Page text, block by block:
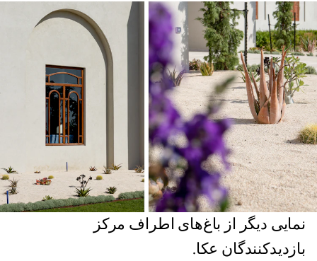
نمایی دیگر از باغ‌های اطراف مرکز
بازدیدکنندگان عکا.